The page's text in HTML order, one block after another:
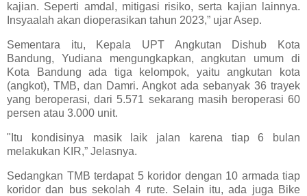
kajian. Seperti amdal, mitigasi risiko, serta kajian lainnya.
Insyaalah akan dioperasikan tahun 2023,” ujar Asep.
Sementara itu, Kepala UPT Angkutan Dishub Kota
Bandung, Yudiana mengungkapkan, angkutan umum di
Kota Bandung ada tiga kelompok, yaitu angkutan kota
(angkot), TMB, dan Damri. Angkot ada sebanyak 36 trayek
yang beroperasi, dari 5.571 sekarang masih beroperasi 60
persen atau 3.000 unit.
"Itu kondisinya masik laik jalan karena tiap 6 bulan
melakukan KIR,” Jelasnya.
Sedangkan TMB terdapat 5 koridor dengan 10 armada tiap
koridor dan bus sekolah 4 rute. Selain itu, ada juga Bike